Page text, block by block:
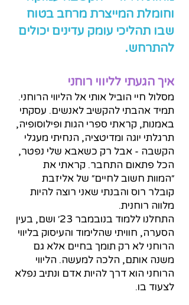
וחומלת המייצרת מרחב בטוח
שבו תהליכי עומק עדינים יכולים
להתרחש.
איך הגעתי לליווי רוחני
מסלול חיי הוביל אותי אל הליווי הרוחני.
תמיד אהבתי להקשיב לאנשים. עסקתי
באמנות, קראתי ספרי הגות ופילוסופיה,
תרגלתי יוגה ומדיטציה, הנחיתי מעגלי
הקשבה - אבל רק כשאבא שלי נפטר,
הכל פתאום התחבר. קראתי את
״המוות חשוב לחיים״ של אליזבת
קובלר רוס והבנתי שאני רוצה להיות
מלווה רוחנית.
התחלנו ללמוד בנובמבר 23׳ ושם, בעין
הסערה, חוויתי שהלימוד והעיסוק בליווי
הרוחני לא רק תומך בחיים אלא גם
משנה אותם, הלכה למעשה. הליווי
הרוחני הוא דרך להיות אדם ונתיב נפלא
לצעוד בו.